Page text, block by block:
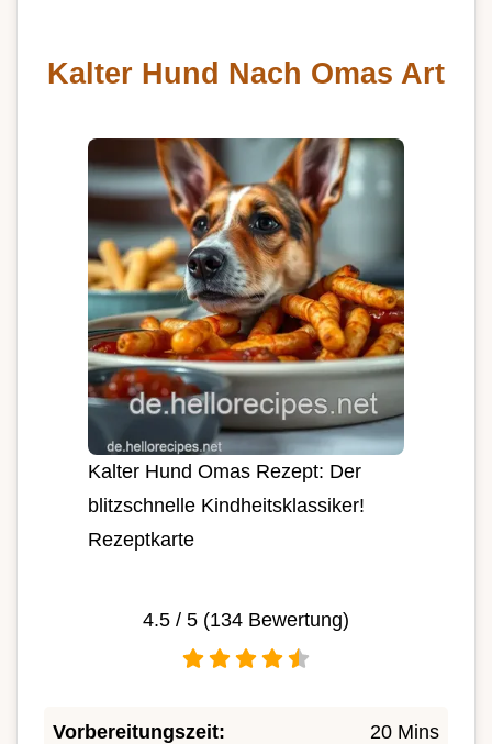
Kalter Hund Nach Omas Art
Kalter Hund Omas Rezept: Der
blitzschnelle Kindheitsklassiker!
Rezeptkarte
4.5 / 5 (134 Bewertung)
Vorbereitungszeit: 20 Mins